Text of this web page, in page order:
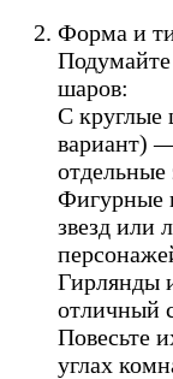
Форма и
шаров:
С круглые
вариант)
отдельные
Фигурные
звезд или
Гирлянды
отличный
Повесьте
углах